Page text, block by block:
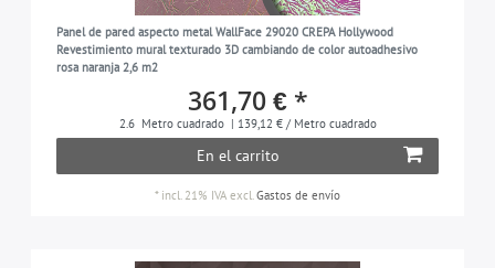
Panel de pared aspecto metal WallFace 29020 CREPA Hollywood
Revestimiento mural texturado 3D cambiando de color autoadhesivo
rosa naranja 2,6 m2
361,70 € *
2.6 Metro cuadrado | 139,12 € / Metro cuadrado
En el carrito
* incl. 21% IVA excl.Gastos de envío